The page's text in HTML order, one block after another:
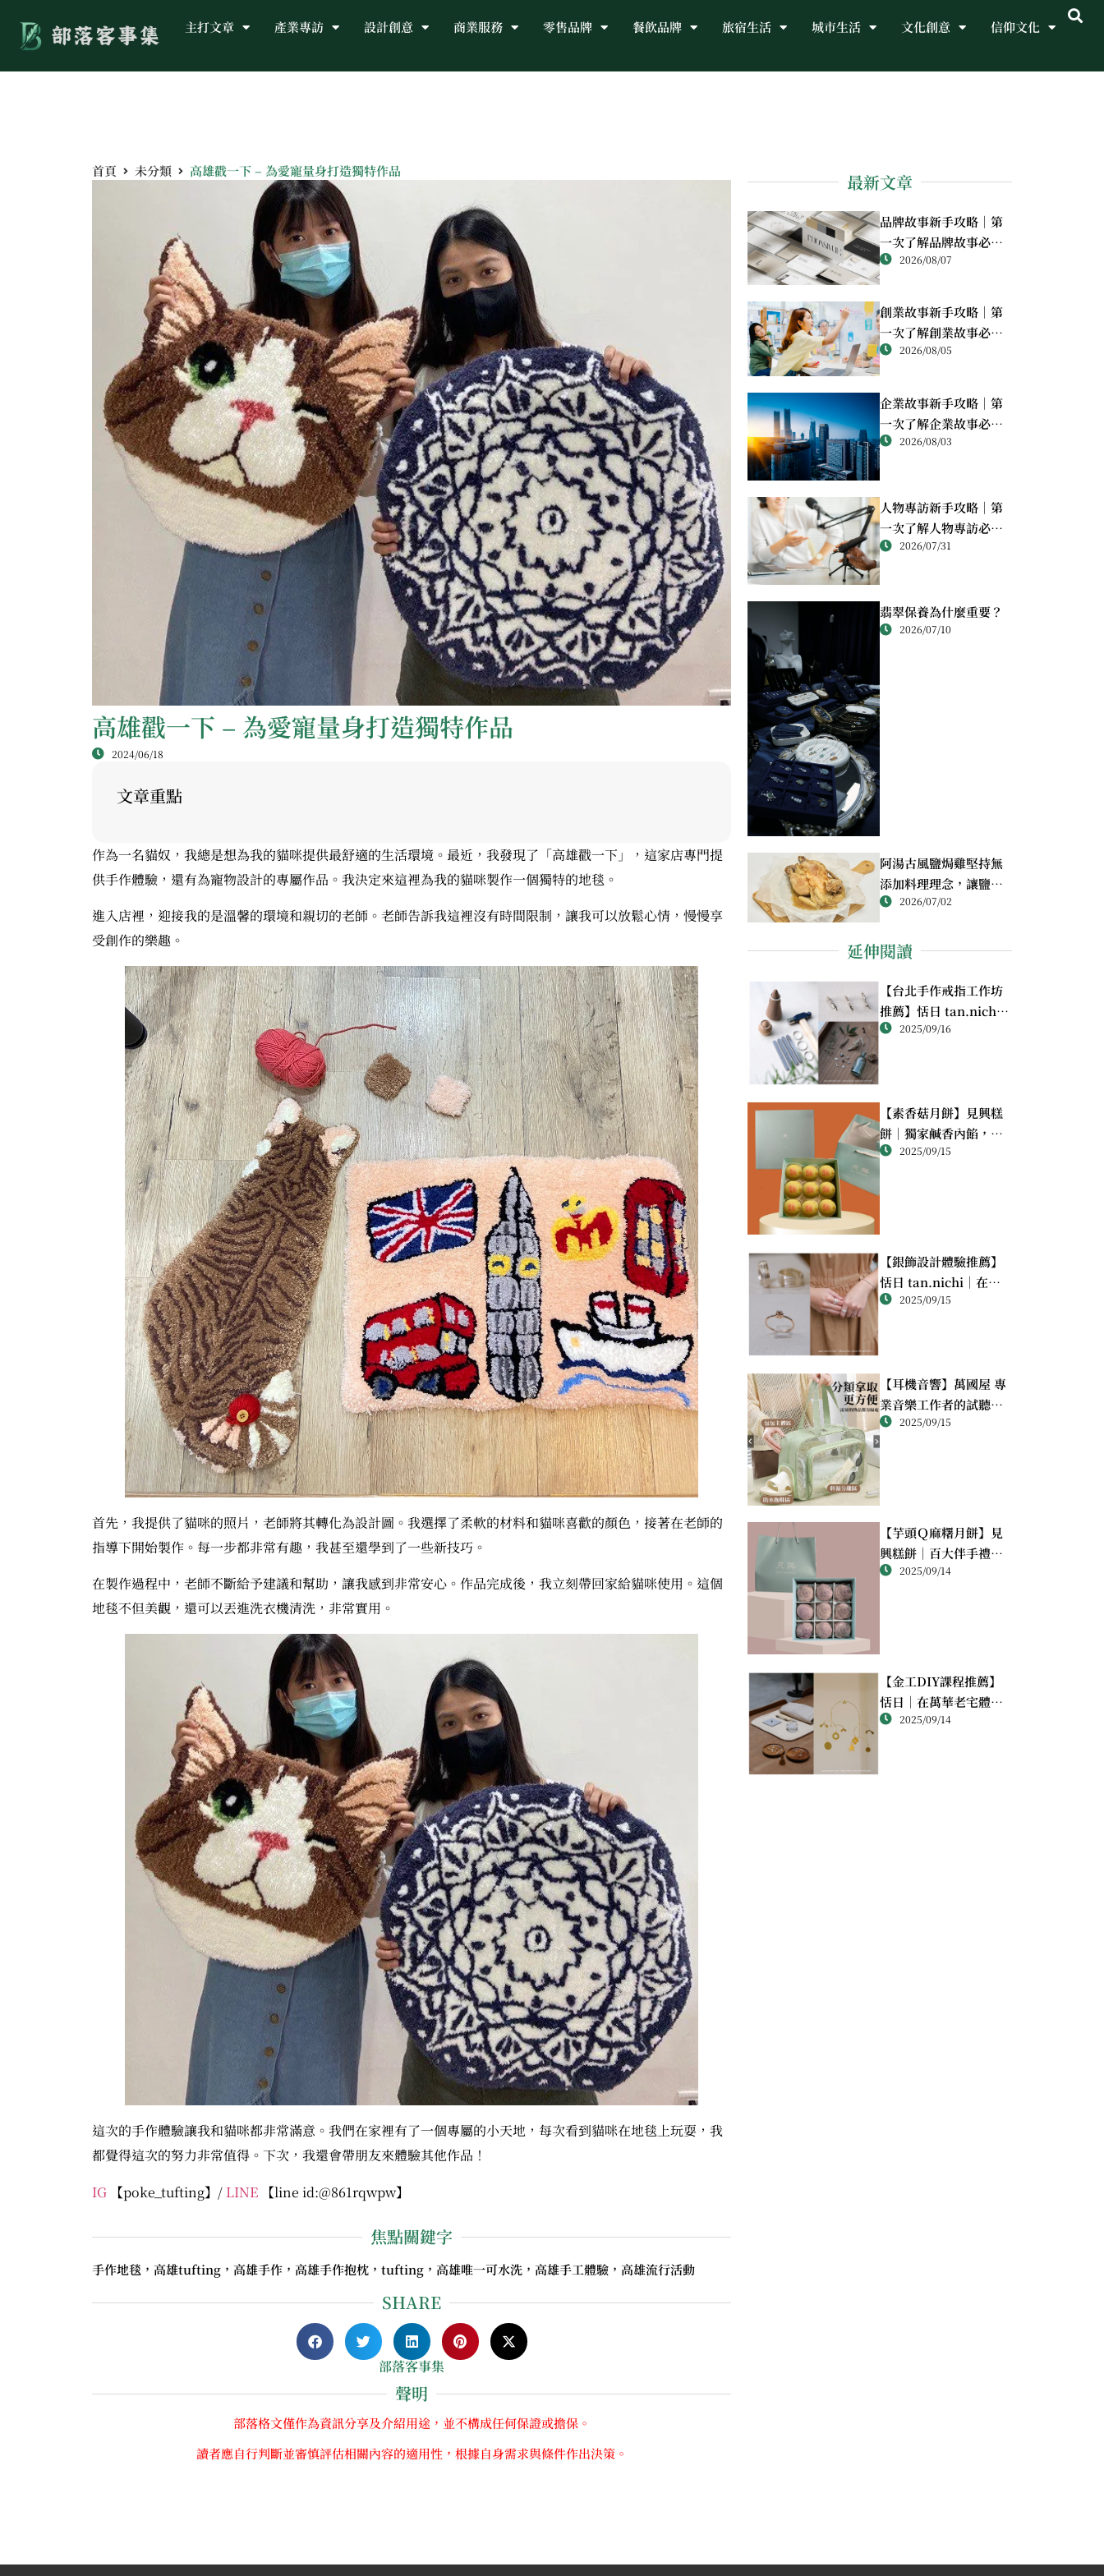
主打文章 產業專訪 設計創意 商業服務 零售品牌 餐飲品牌 旅宿生活 城市生活 文化創意 信仰文化
首頁 未分類 高雄戳一下 – 為愛寵量身打造獨特作品
高雄戳一下 – 為愛寵量身打造獨特作品
2024/06/18
文章重點
作為一名貓奴，我總是想為我的貓咪提供最舒適的生活環境。最近，我發現了「高雄戳一下」，這家店專門提
供手作體驗，還有為寵物設計的專屬作品。我決定來這裡為我的貓咪製作一個獨特的地毯。
進入店裡，迎接我的是溫馨的環境和親切的老師。老師告訴我這裡沒有時間限制，讓我可以放鬆心情，慢慢享
受創作的樂趣。
首先，我提供了貓咪的照片，老師將其轉化為設計圖。我選擇了柔軟的材料和貓咪喜歡的顏色，接著在老師的
指導下開始製作。每一步都非常有趣，我甚至還學到了一些新技巧。
在製作過程中，老師不斷給予建議和幫助，讓我感到非常安心。作品完成後，我立刻帶回家給貓咪使用。這個
地毯不但美觀，還可以丟進洗衣機清洗，非常實用。
這次的手作體驗讓我和貓咪都非常滿意。我們在家裡有了一個專屬的小天地，每次看到貓咪在地毯上玩耍，我
都覺得這次的努力非常值得。下次，我還會帶朋友來體驗其他作品！
IG 【poke_tufting】/ LINE 【line id:@861rqwpw】
焦點關鍵字
手作地毯，高雄tufting，高雄手作，高雄手作抱枕，tufting，高雄唯一可水洗，高雄手工體驗，高雄流行活動
SHARE
部落客事集
聲明
部落格文僅作為資訊分享及介紹用途，並不構成任何保證或擔保。
讀者應自行判斷並審慎評估相關內容的適用性，根據自身需求與條件作出決策。
最新文章
品牌故事新手攻略｜第
一次了解品牌故事必讀
重點2026/08/07
創業故事新手攻略｜第
一次了解創業故事必讀
重點2026/08/05
企業故事新手攻略｜第
一次了解企業故事必讀
重點2026/08/03
人物專訪新手攻略｜第
一次了解人物專訪必讀
重點2026/07/31
翡翠保養為什麼重要？
2026/07/10
阿湯古風鹽焗雞堅持無
添加料理理念，讓鹽焗
雞回歸最純粹的風味
2026/07/02
延伸閱讀
【台北手作戒指工作坊
推薦】恬日 tan.nichi
純銀戒指體驗｜情侶・
2025/09/16
【素香菇月餅】見興糕
餅｜獨家鹹香內餡，顛
覆想像的幸福滋味
2025/09/15
【銀飾設計體驗推薦】
恬日 tan.nichi｜在萬
華靜巷，親手完成屬於
2025/09/15
【耳機音響】萬國屋 專
業音樂工作者的試聽心
得 2025/09/15
【芋頭Ｑ麻糬月餅】見
興糕餅｜百大伴手禮推
薦的綿密酥香新體驗
2025/09/14
【金工DIY課程推薦】
恬日｜在萬華老宅體驗
純銀手作
2025/09/14